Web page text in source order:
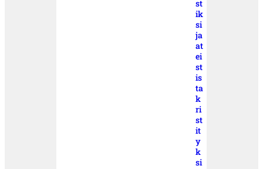
st
ik
si
ja
at
ei
st
is
ta
k
ri
st
it
y
k
si